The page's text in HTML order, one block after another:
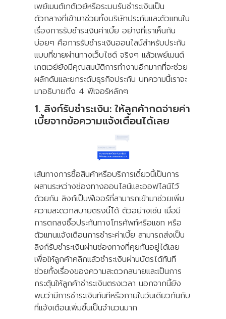
เพย์เมนต์เกต์เวย์หรือระบบรับชำระเงินเป็น
ตัวกลางที่เข้ามาช่วยทั้งบริษัทประกันและตัวแทนใน
เรื่องการรับชำระเงินค่าเบี้ย อย่างที่เราเห็นกัน
บ่อยๆ คือการรับชำระเงินออนไลน์สำหรับประกัน
แบบที่ขายผ่านทางเว็บไซต์ จริงๆ แล้วเพย์เมนต์
เกตเวย์ยังมีคุณสมบัติการทำงานอีกมากที่จะช่วย
ผลักดันและยกระดับธุรกิจประกัน บทความนี้เราจะ
มาอธิบายถึง 4 ฟีเจอร์หลักๆ
1. ลิงก์รับชำระเงิน: ให้ลูกค้ากดจ่ายค่า
เบี้ยจากข้อความแจ้งเตือนได้เลย
เส้นทางการซื้อสินค้าหรือบริการเดี๋ยวนี้เป็นการ
ผสานระหว่างช่องทางออนไลน์และออฟไลน์ไว้
ด้วยกัน ลิงก์เป็นฟีเจอร์ที่สามารถเข้ามาช่วยเพิ่ม
ความสะดวกสบายตรงนี้ได้ ตัวอย่างเช่น เมื่อมี
การตกลงซื้อประกันทางโทรศัพท์หรือแชท หรือ
ตัวแทนแจ้งเตือนการชำระค่าเบี้ย สามารถส่งเป็น
ลิงก์รับชำระเงินผ่านช่องทางที่คุยกันอยู่ได้เลย
เพื่อให้ลูกค้าคลิกแล้วชำระเงินผ่านบัตรได้ทันที
ช่วยทั้งเรื่องของความสะดวกสบายและเป็นการ
กระตุ้นให้ลูกค้าชำระเงินตรงเวลา นอกจากนี้ยัง
พบว่ามีการชำระเงินทันทีหรือภายในวันเดียวกันกับ
ที่แจ้งเตือนเพิ่มขึ้นเป็นจำนวนมาก